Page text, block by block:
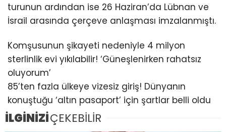
turunun ardından ise 26 Haziran’da Lübnan ve
İsrail arasında çerçeve anlaşması imzalanmıştı.
Komşusunun şikayeti nedeniyle 4 milyon
sterlinlik evi yıkılabilir! ‘Güneşlenirken rahatsız
oluyorum’
85’ten fazla ülkeye vizesiz giriş! Dünyanın
konuştuğu ‘altın pasaport’ için şartlar belli oldu
İLGİNİZİÇEKEBİLİR